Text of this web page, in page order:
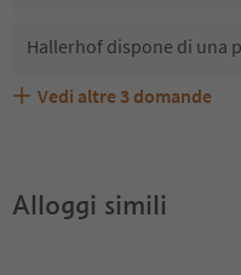
Hallerhof dispone di una
Hallerhof accetta animali
Quali servizi/attività
Gli ospiti di Hallerhof
Vedi altre 3 domande
Alloggi simili